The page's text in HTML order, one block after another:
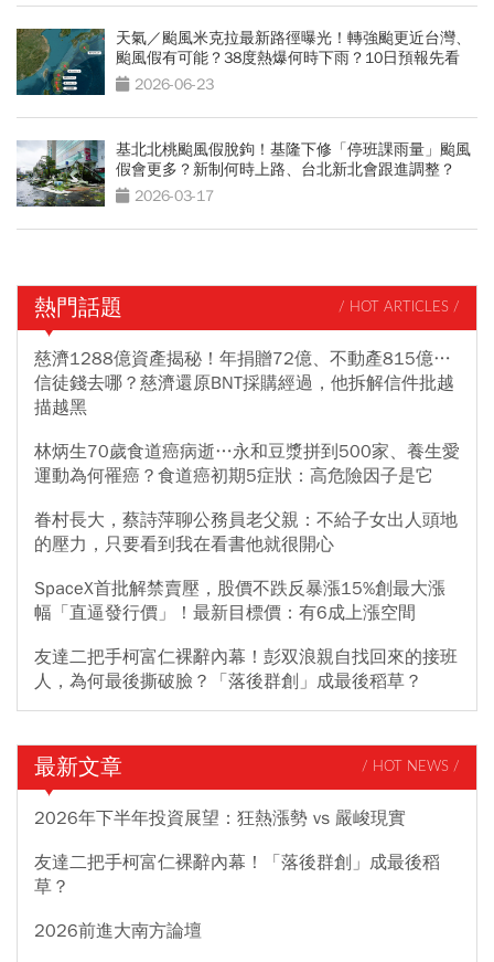
天氣／颱風米克拉最新路徑曝光！轉強颱更近台灣、
颱風假有可能？38度熱爆何時下雨？10日預報先看
2026-06-23
基北北桃颱風假脫鉤！基隆下修「停班課雨量」颱風
假會更多？新制何時上路、台北新北會跟進調整？
2026-03-17
熱門話題 / HOT ARTICLES /
慈濟1288億資產揭秘！年捐贈72億、不動產815億…
信徒錢去哪？慈濟還原BNT採購經過，他拆解信件批越
描越黑
林炳生70歲食道癌病逝…永和豆漿拼到500家、養生愛
運動為何罹癌？食道癌初期5症狀：高危險因子是它
眷村長大，蔡詩萍聊公務員老父親：不給子女出人頭地
的壓力，只要看到我在看書他就很開心
SpaceX首批解禁賣壓，股價不跌反暴漲15%創最大漲
幅「直逼發行價」！最新目標價：有6成上漲空間
友達二把手柯富仁裸辭內幕！彭双浪親自找回來的接班
人，為何最後撕破臉？「落後群創」成最後稻草？
最新文章 / HOT NEWS /
2026年下半年投資展望：狂熱漲勢 vs 嚴峻現實
友達二把手柯富仁裸辭內幕！「落後群創」成最後稻
草？
2026前進大南方論壇